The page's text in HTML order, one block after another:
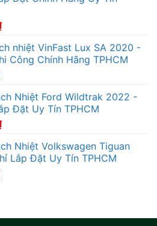
nhiệt VinFast Lux SA 2020 -
Công Chính Hãng TPHCM
Nhiệt Ford Wildtrak 2022 -
Đặt Uy Tín TPHCM
Nhiệt Volkswagen Tiguan
Lắp Đặt Uy Tín TPHCM